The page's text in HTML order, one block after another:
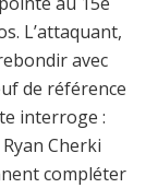
L’attaquant,
avec
de référence
interroge :
Cherki
compléter